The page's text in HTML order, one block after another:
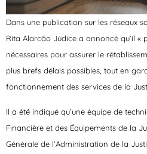
Dans une publication sur les réseaux
Rita Alarcão Júdice a annoncé qu’il «
nécessaires pour assurer le
plus brefs délais possibles, tout en
fonctionnement des services de la
Il a été indiqué qu’une équipe de
Financière et des Équipements de la
Générale de l’Administration de la